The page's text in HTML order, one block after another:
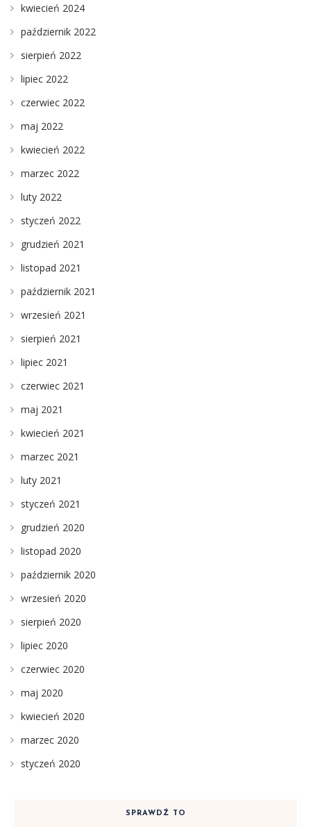
kwiecień 2024
październik 2022
sierpień 2022
lipiec 2022
czerwiec 2022
maj 2022
kwiecień 2022
marzec 2022
luty 2022
styczeń 2022
grudzień 2021
listopad 2021
październik 2021
wrzesień 2021
sierpień 2021
lipiec 2021
czerwiec 2021
maj 2021
kwiecień 2021
marzec 2021
luty 2021
styczeń 2021
grudzień 2020
listopad 2020
październik 2020
wrzesień 2020
sierpień 2020
lipiec 2020
czerwiec 2020
maj 2020
kwiecień 2020
marzec 2020
styczeń 2020
SPRAWDŹ TO